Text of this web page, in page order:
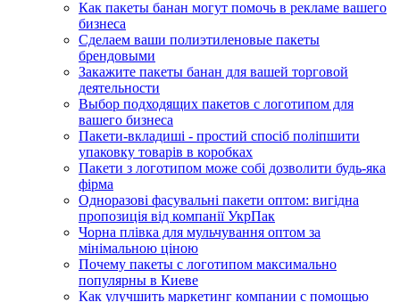
Как пакеты банан могут помочь в рекламе вашего
бизнеса
Сделаем ваши полиэтиленовые пакеты
брендовыми
Закажите пакеты банан для вашей торговой
деятельности
Выбор подходящих пакетов с логотипом для
вашего бизнеса
Пакети-вкладиші - простий спосіб поліпшити
упаковку товарів в коробках
Пакети з логотипом може собі дозволити будь-яка
фірма
Одноразові фасувальні пакети оптом: вигідна
пропозиція від компанії УкрПак
Чорна плівка для мульчування оптом за
мінімальною ціною
Почему пакеты с логотипом максимально
популярны в Киеве
Как улучшить маркетинг компании с помощью